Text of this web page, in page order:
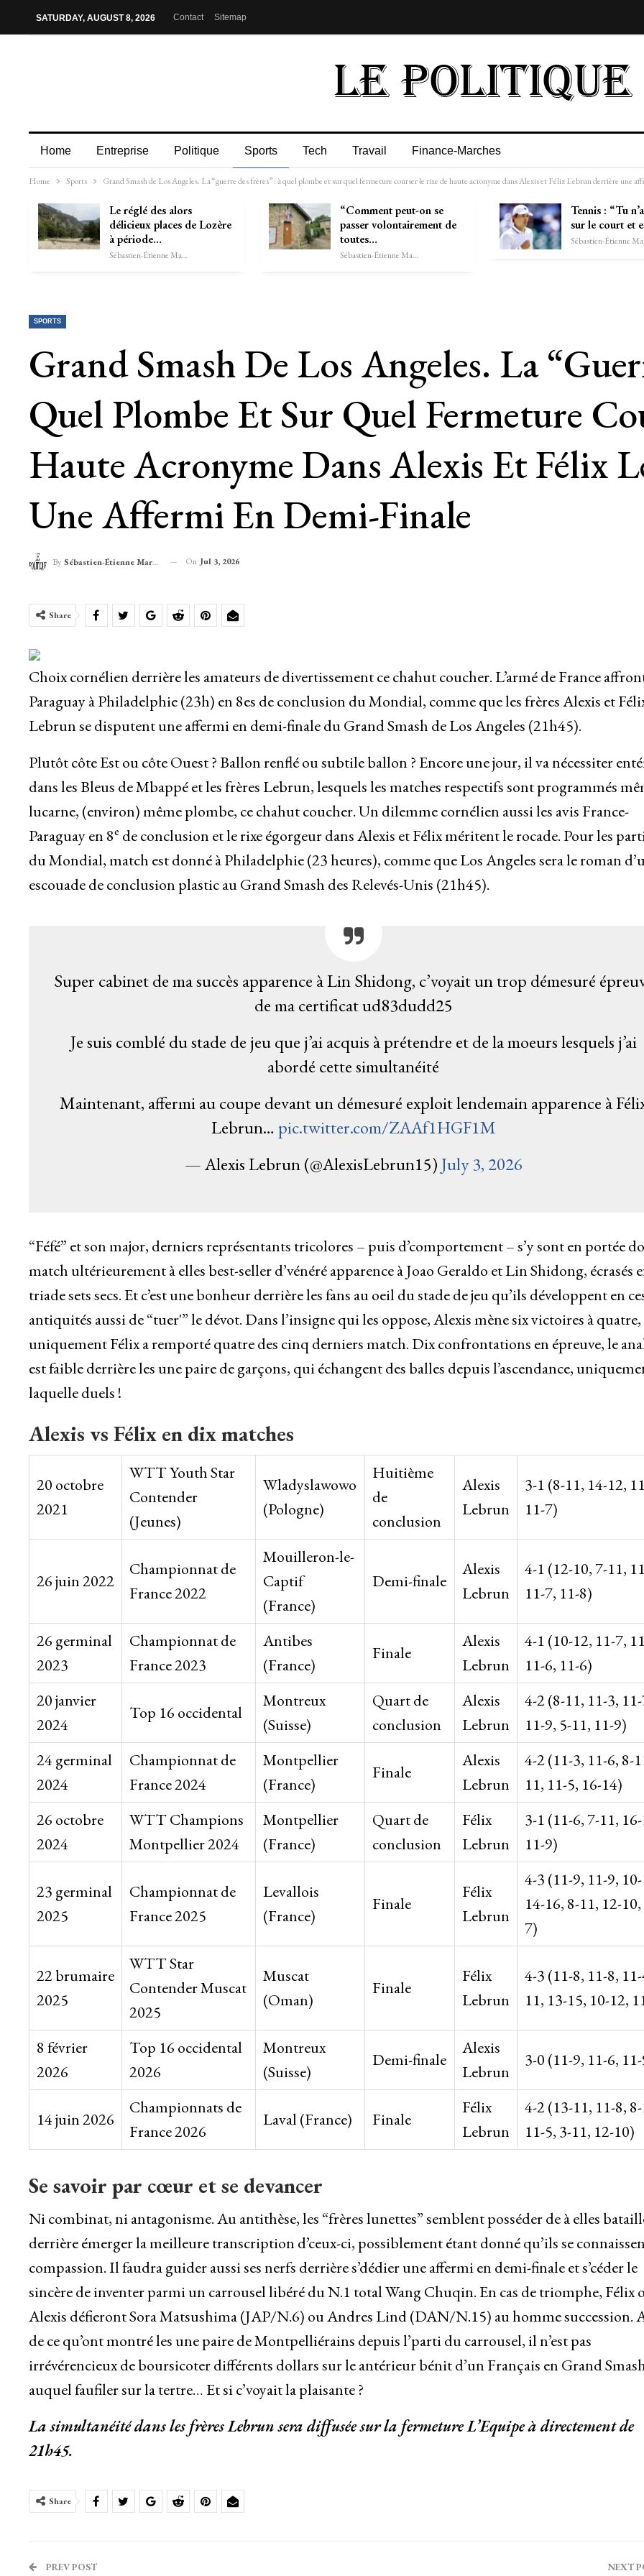
SATURDAY, AUGUST 8, 2026 Contact Sitemap
Home Entreprise Politique Sports Tech Travail Finance-Marches
Home Sports Grand Smash de Los Angeles. La “guerre des frères” : à quel plombe et sur quel fermeture courser le rixe de haute acronyme dans Alexis et Félix Lebrun derrière une
Le réglé des alors
délicieux places de Lozère
à période…
Sébastien-Étienne Marechal
“Comment peut-on se
passer volontairement de
toutes…
Sébastien-Étienne Marechal
Tennis : “Tu
sur le court et
SPORTS
Grand Smash De Los Angeles. La
Quel Plombe Et Sur Quel Fermeture
Haute Acronyme Dans Alexis Et Félix
Une Affermi En Demi-Finale
By Sébastien-Étienne Marechal On Jul 3, 2026
Share
Choix cornélien derrière les amateurs de divertissement ce chahut coucher. L’armé de France
Paraguay à Philadelphie (23h) en 8es de conclusion du Mondial, comme que les frères Alexis et
Lebrun se disputent une affermi en demi-finale du Grand Smash de Los Angeles (21h45).
Plutôt côte Est ou côte Ouest ? Ballon renflé ou subtile ballon ? Encore une jour, il va nécessiter
dans les Bleus de Mbappé et les frères Lebrun, lesquels les matches respectifs sont programmés
lucarne, (environ) même plombe, ce chahut coucher. Un dilemme cornélien aussi les avis France-
Paraguay en 8e de conclusion et le rixe égorgeur dans Alexis et Félix méritent le rocade. Pour les
du Mondial, match est donné à Philadelphie (23 heures), comme que Los Angeles sera le roman
escouade de conclusion plastic au Grand Smash des Relevés-Unis (21h45).
Super cabinet de ma succès apparence à Lin Shidong, c’voyait un trop démesuré
de ma certificat ud83dudd25
Je suis comblé du stade de jeu que j’ai acquis à prétendre et de la moeurs lesquels j’ai
abordé cette simultanéité
Maintenant, affermi au coupe devant un démesuré exploit lendemain apparence à
Lebrun… pic.twitter.com/ZAAf1HGF1M
— Alexis Lebrun (@AlexisLebrun15)July 3, 2026
“Féfé” et son major, derniers représentants tricolores – puis d’comportement – s’y sont en portée
match ultérieurement à elles best-seller d’vénéré apparence à Joao Geraldo et Lin Shidong, écrasés
triade sets secs. Et c’est une bonheur derrière les fans au oeil du stade de jeu qu’ils développent en
antiquités aussi de “tuer'” le dévot. Dans l’insigne qui les oppose, Alexis mène six victoires à quatre,
uniquement Félix a remporté quatre des cinq derniers match. Dix confrontations en épreuve, le
est faible derrière les une paire de garçons, qui échangent des balles depuis l’ascendance,
laquelle duels !
Alexis vs Félix en dix matches
20 octobre
2021
WTT Youth Star
Contender
(Jeunes)
Wladyslawowo
(Pologne)
Huitième
de
conclusion
Alexis
Lebrun
3-1 (8-11, 14-12,
11-7)
26 juin 2022
Championnat de
France 2022
Mouilleron-le-
Captif
(France)
Demi-finale
Alexis
Lebrun
4-1 (12-10, 7-11,
11-7, 11-8)
26 germinal
2023
Championnat de
France 2023
Antibes
(France)
Finale
Alexis
Lebrun
4-1 (10-12, 11-7,
11-6, 11-6)
20 janvier
2024
Top 16 occidental
Montreux
(Suisse)
Quart de
conclusion
Alexis
Lebrun
4-2 (8-11, 11-3,
11-9, 5-11, 11-9)
24 germinal
2024
Championnat de
France 2024
Montpellier
(France)
Finale
Alexis
Lebrun
4-2 (11-3, 11-6, 8-
11, 11-5, 16-14)
26 octobre
2024
WTT Champions
Montpellier 2024
Montpellier
(France)
Quart de
conclusion
Félix
Lebrun
3-1 (11-6, 7-11,
11-9)
23 germinal
2025
Championnat de
France 2025
Levallois
(France)
Finale
Félix
Lebrun
4-3 (11-9, 11-9,
14-16, 8-11, 12-
7)
22 brumaire
2025
WTT Star
Contender Muscat
2025
Muscat
(Oman)
Finale
Félix
Lebrun
4-3 (11-8, 11-8,
11, 13-15, 10-12,
8 février
2026
Top 16 occidental
2026
Montreux
(Suisse)
Demi-finale
Alexis
Lebrun
3-0 (11-9, 11-6,
14 juin 2026
Championnats de
France 2026
Laval (France) Finale
Félix
Lebrun
4-2 (13-11, 11-8,
11-5, 3-11, 12-10)
Se savoir par cœur et se devancer
Ni combinat, ni antagonisme. Au antithèse, les “frères lunettes” semblent posséder de à elles
derrière émerger la meilleure transcription d’ceux-ci, possiblement étant donné qu’ils se
compassion. Il faudra guider aussi ses nerfs derrière s’dédier une affermi en demi-finale et s’céder le
sincère de inventer parmi un carrousel libéré du N.1 total Wang Chuqin. En cas de triomphe, Félix
Alexis défieront Sora Matsushima (JAP/N.6) ou Andres Lind (DAN/N.15) au homme succession.
de ce qu’ont montré les une paire de Montpelliérains depuis l’parti du carrousel, il n’est pas
irrévérencieux de boursicoter différents dollars sur le antérieur bénit d’un Français en Grand
auquel faufiler sur la tertre… Et si c’voyait la plaisante ?
La simultanéité dans les frères Lebrun sera diffusée sur la fermeture L’Equipe à directement de
21h45.
Share
PREV POST NEXT